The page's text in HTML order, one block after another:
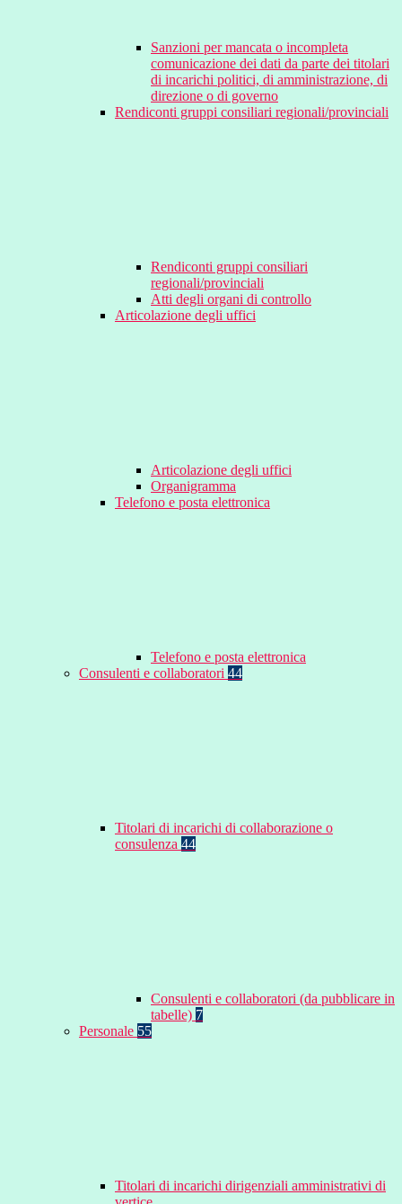
Sanzioni per mancata o incompleta
comunicazione dei dati da parte dei titolari
di incarichi politici, di amministrazione, di
direzione o di governo
Rendiconti gruppi consiliari regionali/provinciali
Rendiconti gruppi consiliari
regionali/provinciali
Atti degli organi di controllo
Articolazione degli uffici
Articolazione degli uffici
Organigramma
Telefono e posta elettronica
Telefono e posta elettronica
Consulenti e collaboratori 44
Titolari di incarichi di collaborazione o
consulenza 44
Consulenti e collaboratori (da pubblicare in
tabelle) 7
Personale 55
Titolari di incarichi dirigenziali amministrativi di